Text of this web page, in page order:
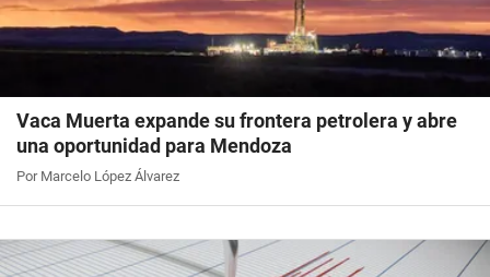
Vaca Muerta expande su frontera petrolera y abre
una oportunidad para Mendoza
Por Marcelo López Álvarez